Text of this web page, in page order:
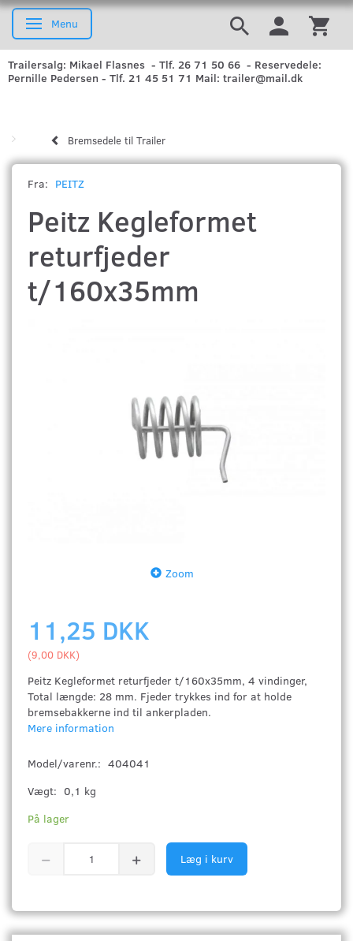
Skifte navigation
Menu
Trailersalg: Mikael Flasnes - Tlf. 26 71 50 66 - Reservedele:
Pernille Pedersen - Tlf. 21 45 51 71 Mail: trailer@mail.dk
Bremsedele til Trailer
Fra: PEITZ
Peitz Kegleformet
returfjeder
t/160x35mm
Zoom
11,25 DKK
(9,00 DKK)
Peitz Kegleformet returfjeder t/160x35mm, 4 vindinger,
Total længde: 28 mm. Fjeder trykkes ind for at holde
bremsebakkerne ind til ankerpladen.
Mere information
Model/varenr.: 404041
Vægt: 0,1 kg
På lager
Læg i kurv